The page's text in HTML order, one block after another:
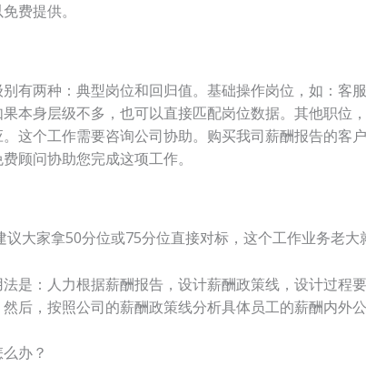
费提供。
有两种：典型岗位和回归值。基础操作岗位，如：客
本身层级不多，也可以直接匹配岗位数据。其他职位
这个工作需要咨询公司协助。购买我司薪酬报告的客
顾问协助您完成这项工作。
大家拿50分位或75分位直接对标，这个工作业务老大
是：人力根据薪酬报告，设计薪酬政策线，设计过程
后，按照公司的薪酬政策线分析具体员工的薪酬内外公
办？